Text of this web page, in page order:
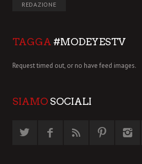
REDAZIONE
TAGGA #MODEYESTV
Request timed out, or no have feed images.
SIAMO SOCIALI